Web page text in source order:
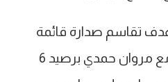
تقاسم صدارة قائمة
هدافي الدوري بالتساوي مع مروان حمدي برصيد 6